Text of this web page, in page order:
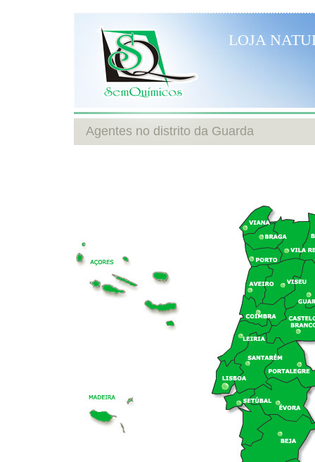
LOJA
Agentes no distrito da Guarda